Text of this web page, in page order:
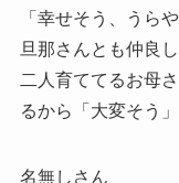
「幸せそう、うら
旦那さんとも仲良
二人育ててるお母
るから「大変そう
名無しさん